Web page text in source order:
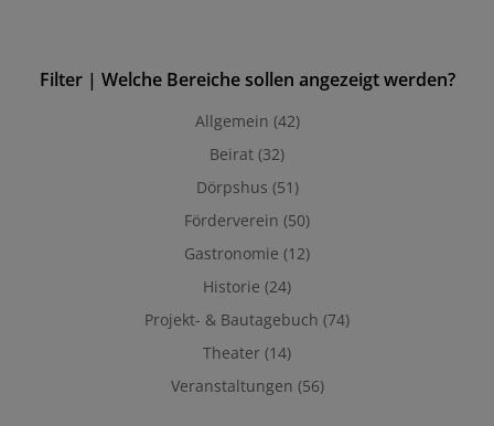
Filter | Welche Bereiche sollen angezeigt werden?
Allgemein (42)
Beirat (32)
Dörpshus (51)
Förderverein (50)
Gastronomie (12)
Historie (24)
Projekt- & Bautagebuch (74)
Theater (14)
Veranstaltungen (56)